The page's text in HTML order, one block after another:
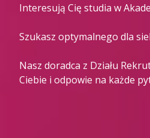
Interesują Cię studia w
Szukasz optymalnego dla
Nasz doradca z Działu
Ciebie i odpowie na każde